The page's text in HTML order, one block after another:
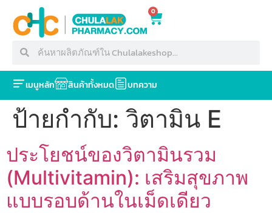
0
เมนูหลัก สินค้าทั้งหมด บทความ
ป้ายกำกับ: วิตามิน E
ประโยชน์ของวิตามินรวม
(Multivitamin): เสริมสุขภาพ
แบบรอบด้านในเม็ดเดียว